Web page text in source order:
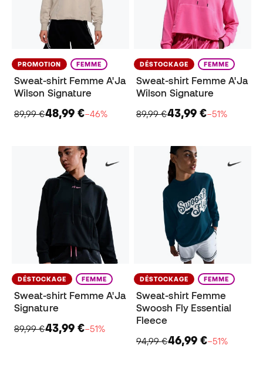
PROMOTION FEMME
Sweat-shirt Femme A'Ja
Wilson Signature
89,99 €48,99 €−46%
DÉSTOCKAGE FEMME
Sweat-shirt Femme A'Ja
Wilson Signature
89,99 €43,99 €−51%
DÉSTOCKAGE FEMME
Sweat-shirt Femme A'Ja
Signature
89,99 €43,99 €−51%
DÉSTOCKAGE FEMME
Sweat-shirt Femme
Swoosh Fly Essential
Fleece
94,99 €46,99 €−51%